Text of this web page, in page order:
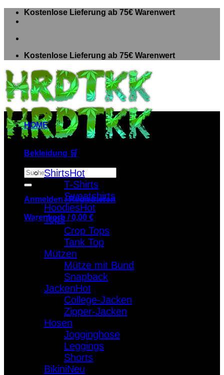
Zum
Inhalt
Kostenlose Lieferung ab 75€ Warenwert
Kostenlose Lieferung ab 75€ Warenwert
Suche
nach:
Anmelden / Registrieren
Warenkorb /0,00 €
Warenkorb
Es befinden sich keine Produkte im Warenkorb.
HOME
Bekleidung 🛒
Shirts
T-Shirts
Sweatshirts
Hoodies
Tops
Crop Tops
Tank Top
Mützen
Mütze mit Bund
Snapback
Jacken
College-Jacken
Zipper-Jacken
Hosen
Jogginghose
Leggings
Shorts
Bikini